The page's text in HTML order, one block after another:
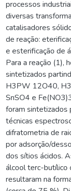
processos
diversas
catalisadores
de reação:
e esterificação de
Para a reação (1),
sintetizados
H3PW 12O40,
SnSO4 e
foram sintetizados
técnicas
difratometria de
por adsorção/
dos sítios ácidos.
álcool terc-butílico
resultaram na